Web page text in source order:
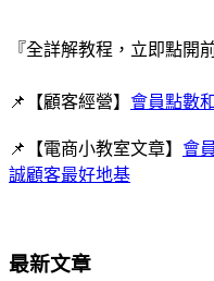
『全詳解教程，立即點開
📌【顧客經營】 會員點數
📌【電商小教室文章】 會
誠顧客最好地基
最新文章